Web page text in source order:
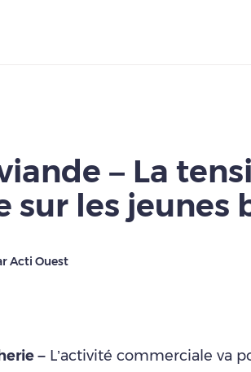
– La
sur les jeunes
Acti Ouest
– L’activité commerciale va